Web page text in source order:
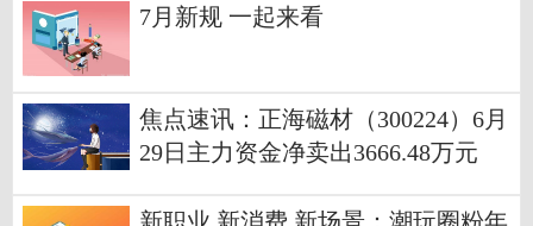
7月新规 一起来看
焦点速讯：正海磁材（300224）6月
29日主力资金净卖出3666.48万元